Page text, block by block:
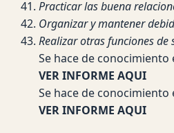
Practicar las buena
Organizar y mantener
Realizar otras funciones
Se hace de
VER INFORME AQUI
Se hace de conocimiento
VER INFORME AQUI